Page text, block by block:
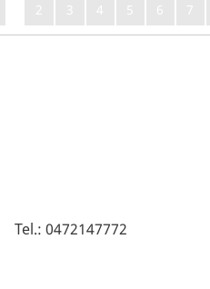
2
3 4 5 6 7
Tel.: 0472147772